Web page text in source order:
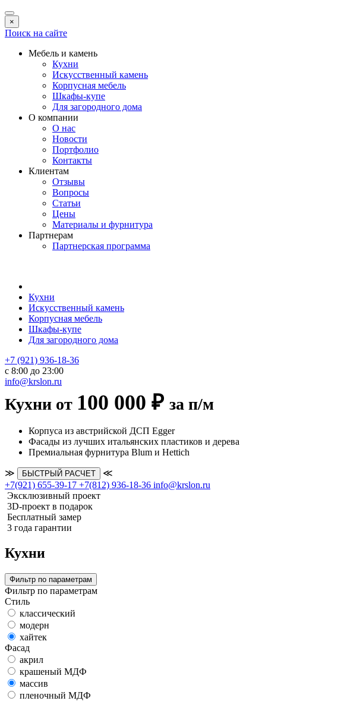
×
Поиск на сайте
Мебель и камень
Кухни
Искусственный камень
Корпусная мебель
Шкафы-купе
Для загородного дома
О компании
О нас
Новости
Портфолио
Контакты
Клиентам
Отзывы
Вопросы
Статьи
Цены
Материалы и фурнитура
Партнерам
Партнерская программа
Кухни
Искусственный камень
Корпусная мебель
Шкафы-купе
Для загородного дома
+7 (921) 936-18-36
с 8:00 до 23:00
info@krslon.ru
Кухни от 100 000 ₽ за п/м
Корпуса из австрийской ДСП Egger
Фасады из лучших итальянских пластиков и дерева
Премиальная фурнитура Blum и Hettich
≫ БЫСТРЫЙ РАСЧЕТ
≪
+7(921) 655-39-17 +7(812) 936-18-36 info@krslon.ru
Эксклюзивный проект
3D-проект в подарок
Бесплатный замер
3 года гарантии
Кухни
Фильтр по параметрам
Фильтр по параметрам
Стиль
классический
модерн
хайтек
Фасад
акрил
крашеный МДФ
массив
пленочный МДФ